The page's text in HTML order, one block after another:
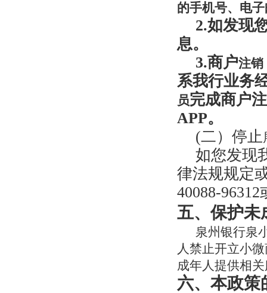
的手机号、电
2.如发现
息。
3.商户注销
系我行业务
员完成商户
APP。
(二）停止
如您发现
律法规规定
40088-
五、保护未
泉州银行泉
人禁止开立小
成年人提供相
六、本政策